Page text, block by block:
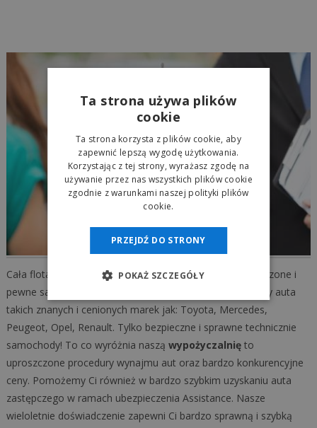
Cała flota aut naszejautowypożyczalnito tylko sprawdzone i
pewne samochody. W naszej ofercie wynajmu posiadamy auta
takich znanych i cenionych marek jak: Toyota, Mercedes,
Peugeot, Opel, Renault. Tylko bezpieczne i sprawne technicznie
samochody! To co wyróżnia naszą wypożyczalnięto
uproszczone procedury wynajmu aut oraz bardzo konkurencyjne
ceny. Pomożemy Ci również w bardzo szybkim uzyskaniu auta
zastępczego w ramach ubezpieczenia Assistance. Nasze
wieloletnie doświadczenie zapewni Ci bardzo sprawną i szybką
Ta strona używa plików
cookie
Ta strona korzysta z plików cookie, aby
zapewnić lepszą wygodę użytkowania.
Korzystając z tej strony, wyrażasz zgodę na
używanie przez nas wszystkich plików cookie
zgodnie z warunkami naszej polityki plików
cookie.
PRZEJDŹ DO STRONY
POKAŻ SZCZEGÓŁY